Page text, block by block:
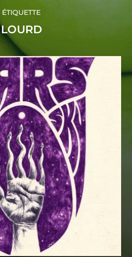
ÉTIQUETTE
LOURD